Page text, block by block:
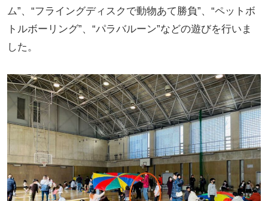
ム”、“フライングディスクで動物あて勝負”、“ペットボ
トルボーリング”、“パラバルーン”などの遊びを行いま
した。